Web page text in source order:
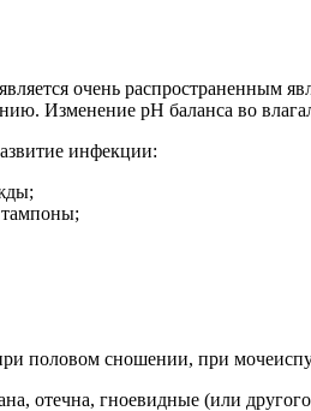
очень распространенным
Изменение рН баланса во
инфекции:
половом сношении, при
отечна, гноевидные (или